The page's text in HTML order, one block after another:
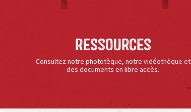
Ressources
Consultez notre phototèque, notre vidéothèque et
des documents en libre accès.